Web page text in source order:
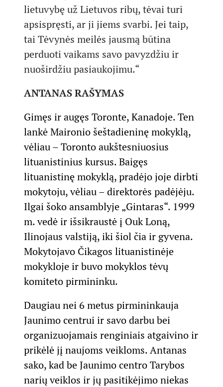
lietuvybę už Lietuvos ribų, tėvai turi
apsispręsti, ar ji jiems svarbi. Jei taip,
tai Tėvynės meilės jausmą būtina
perduoti vaikams savo pavyzdžiu ir
nuoširdžiu pasiaukojimu.“
ANTANAS RAŠYMAS
Gimęs ir augęs Toronte, Kanadoje. Ten
lankė Maironio šeštadieninę mokyklą,
vėliau – Toronto aukštesniuosius
lituanistinius kursus. Baigęs
lituanistinę mokyklą, pradėjo joje dirbti
mokytoju, vėliau – direktorės padėjėju.
Ilgai šoko ansamblyje „Gintaras“. 1999
m. vedė ir išsikraustė į Ouk Loną,
Ilinojaus valstiją, iki šiol čia ir gyvena.
Mokytojavo Čikagos lituanistinėje
mokykloje ir buvo mokyklos tėvų
komiteto pirmininku.
Daugiau nei 6 metus pirmininkauja
Jaunimo centrui ir savo darbu bei
organizuojamais renginiais atgaivino ir
prikėlė jį naujoms veikloms. Antanas
sako, kad be Jaunimo centro Tarybos
narių veiklos ir jų pasitikėjimo niekas